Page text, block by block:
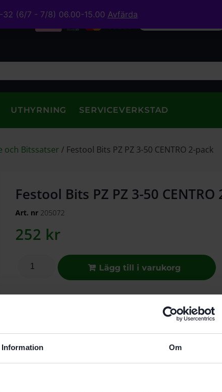
Information Om
(6/7 - 7/8) 06.00-15.00 Avfärda
UTHYRNING SERVICEVERKSTAD
och Bitssatser / Festool Bits PZ PZ 3-50 CENTRO 2-pack
Festool Bits PZ PZ 3-50 CENTRO
Art. nr 205072
252 kr
Lägg till i varukorg
I butikslager. Skickas nästkommande vardag.